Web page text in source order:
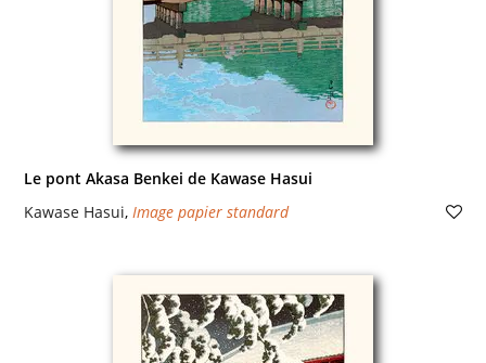
Le pont Akasa Benkei de Kawase Hasui
Kawase Hasui, Image papier standard